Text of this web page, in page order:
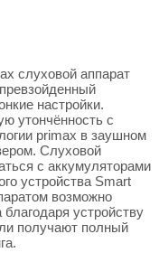
слуховой аппарат
настройки.
утончённость с
primax в заушном
Слуховой
с аккумуляторами
устройства Smart
возможно
устройству
получают полный